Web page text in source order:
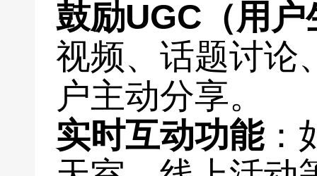
鼓励UGC（用
视频、话题讨论
户主动分享。
实时互动功能：